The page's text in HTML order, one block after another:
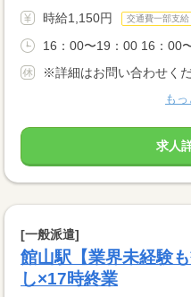
時給1,150円 交通費一部支給
16：00〜19：00 16：00
※詳細はお問い合わせくだ
も
求人
[一般派遣]
館山駅【業界未経験
し×17時終業